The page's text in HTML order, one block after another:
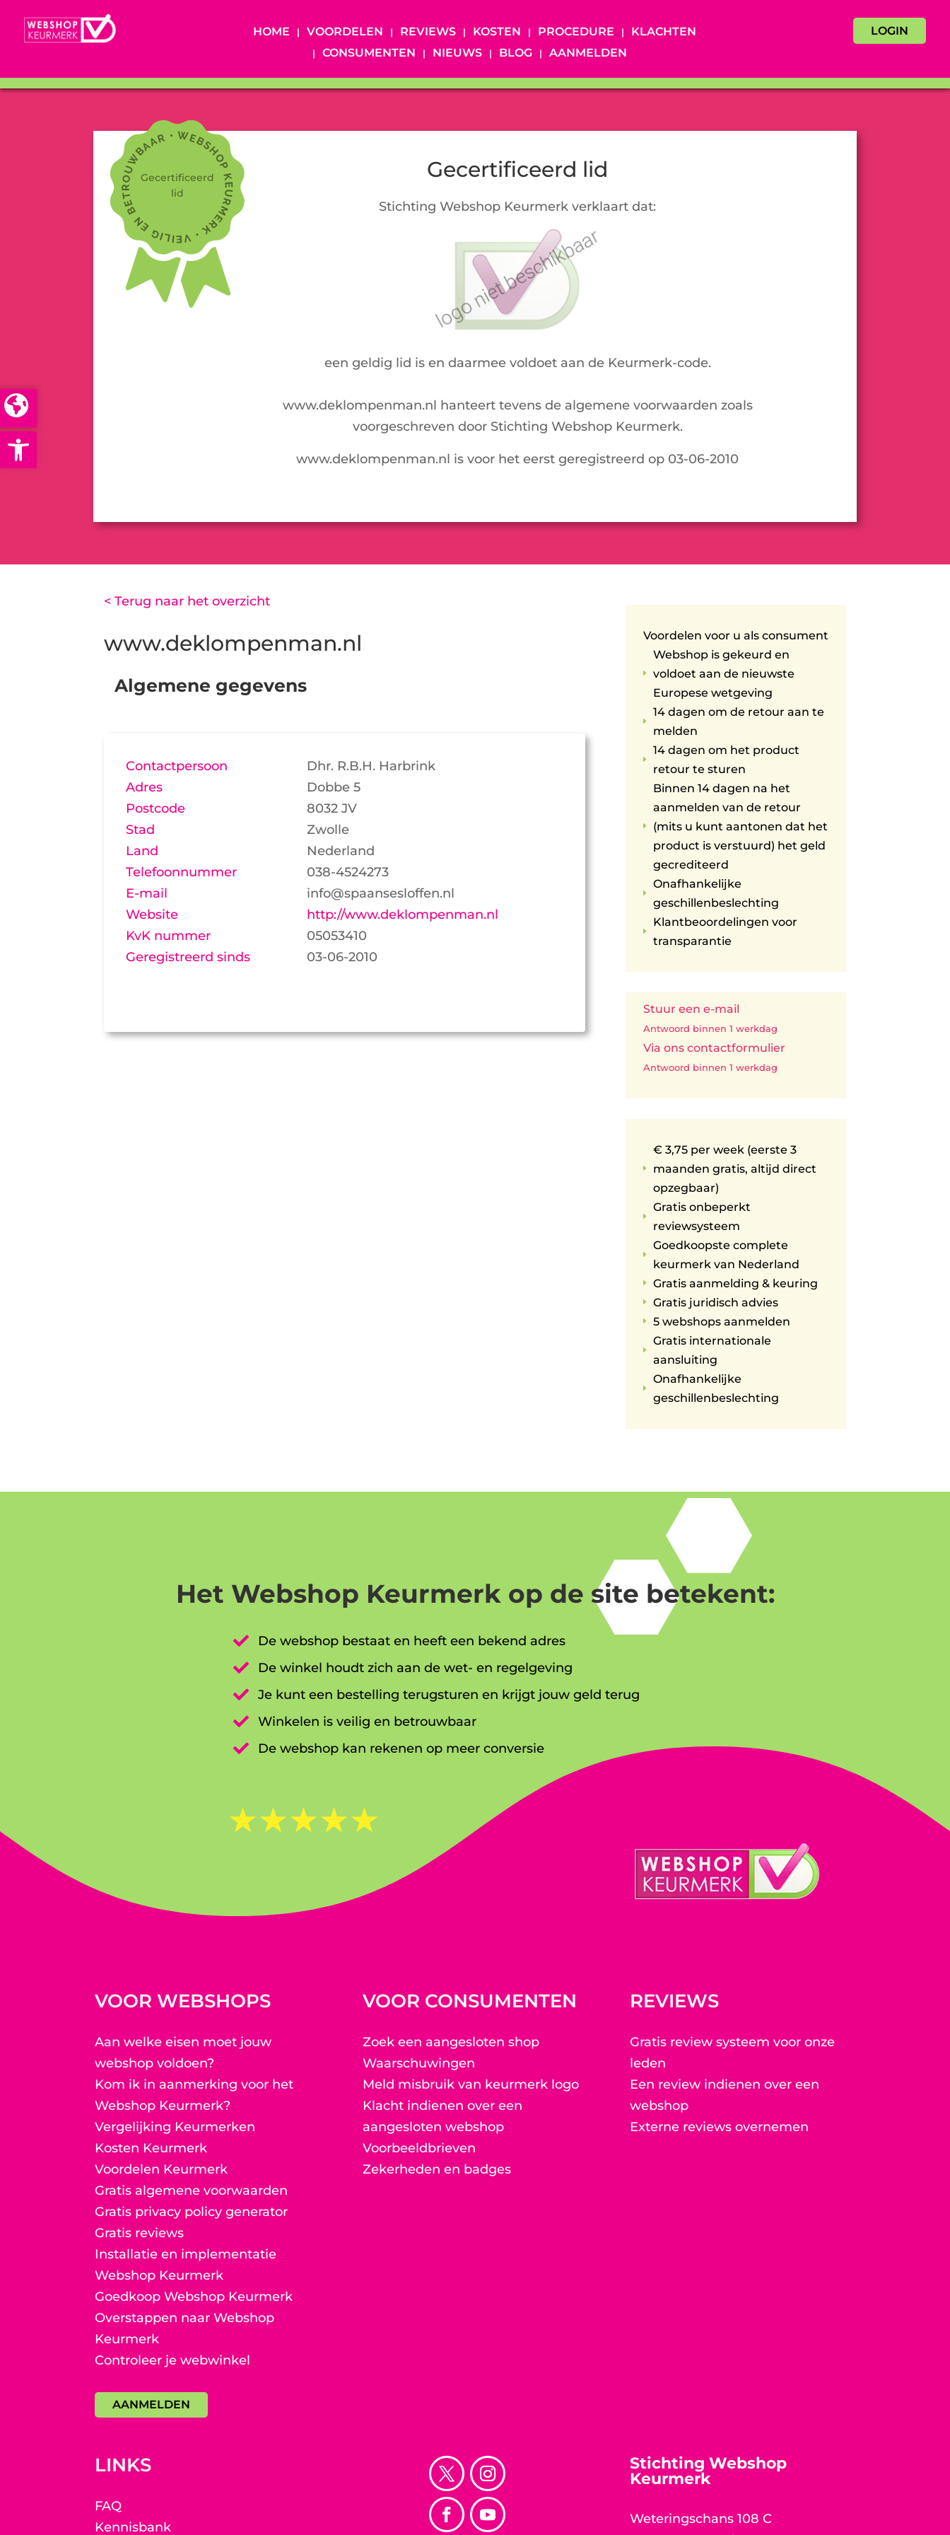
Open toolbar
HOME VOORDELEN REVIEWS KOSTEN PROCEDURE
KLACHTEN
CONSUMENTEN
NIEUWS BLOG AANMELDEN
LOGIN
Gecertificeerd
lid
Gecertificeerd lid
Stichting Webshop Keurmerk verklaart dat:
een geldig lid is en daarmee voldoet aan de Keurmerk-code.
www.deklompenman.nl hanteert tevens de algemene voorwaarden zoals
voorgeschreven door Stichting Webshop Keurmerk.
www.deklompenman.nl is voor het eerst geregistreerd op 03-06-2010
< Terug naar het overzicht
www.deklompenman.nl
Algemene gegevens
Contactpersoon
Dhr. R.B.H. Harbrink
Adres
Dobbe 5
Postcode
8032 JV
Stad
Zwolle
Land
Nederland
Telefoonnummer
038-4524273
E-mail
info@spaansesloffen.nl
Website
http://www.deklompenman.nl
KvK nummer
05053410
Geregistreerd sinds
03-06-2010
Voordelen voor u als consument
E
Webshop is gekeurd en
voldoet aan de nieuwste
Europese wetgeving
E
14 dagen om de retour aan te
melden
E
14 dagen om het product
retour te sturen
E
Binnen 14 dagen na het
aanmelden van de retour
(mits u kunt aantonen dat het
product is verstuurd) het geld
gecrediteerd
E
Onafhankelijke
geschillenbeslechting
E
Klantbeoordelingen voor
transparantie
Stuur een e-mail
Antwoord binnen 1 werkdag
Via ons contactformulier
Antwoord binnen 1 werkdag
E
€ 3,75 per week (eerste 3
maanden gratis, altijd direct
opzegbaar)
E
Gratis onbeperkt
reviewsysteem
E
Goedkoopste complete
keurmerk van Nederland
E Gratis aanmelding & keuring
E Gratis juridisch advies
E 5 webshops aanmelden
E
Gratis internationale
aansluiting
E
Onafhankelijke
geschillenbeslechting
Het Webshop Keurmerk op de site betekent:

De webshop bestaat en heeft een bekend adres

De winkel houdt zich aan de wet- en regelgeving
 Je kunt een bestelling terugsturen en krijgt jouw geld terug
 Winkelen is veilig en betrouwbaar

De webshop kan rekenen op meer conversie
☆☆☆☆☆
VOOR WEBSHOPS
Aan welke eisen moet jouw
webshop voldoen?
Kom ik in aanmerking voor het
Webshop Keurmerk?
Vergelijking Keurmerken
Kosten Keurmerk
Voordelen Keurmerk
Gratis algemene voorwaarden
Gratis privacy policy generator
Gratis reviews
Installatie en implementatie
Webshop Keurmerk
Goedkoop Webshop Keurmerk
Overstappen naar Webshop
Keurmerk
Controleer je webwinkel
AANMELDEN
VOOR CONSUMENTEN
Zoek een aangesloten shop
Waarschuwingen
Meld misbruik van keurmerk logo
Klacht indienen over een
aangesloten webshop
Voorbeeldbrieven
Zekerheden en badges
REVIEWS
Gratis review systeem voor onze
leden
Een review indienen over een
webshop
Externe reviews overnemen
LINKS
FAQ
Kennisbank
Stichting Webshop
Keurmerk
Weteringschans 108 C